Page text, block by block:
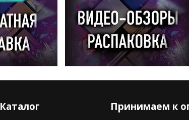
Каталог Принимаем к